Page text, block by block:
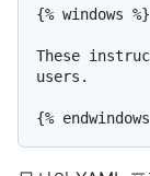
{% windows %}
These
users.